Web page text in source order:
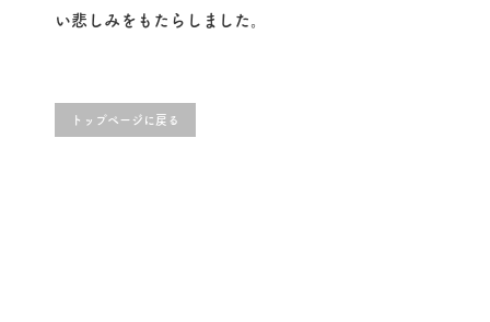
い悲しみをもたらしました。
トップページに戻る